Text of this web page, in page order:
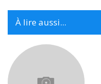
À lire aussi...